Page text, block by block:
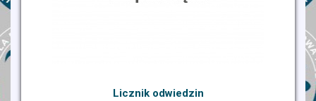
Licznik odwiedzin